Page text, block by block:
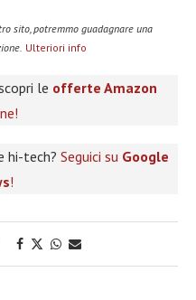
sito, potremmo guadagnare una
Ulteriori info
le offerte Amazon
hi-tech? Seguici su Google
!